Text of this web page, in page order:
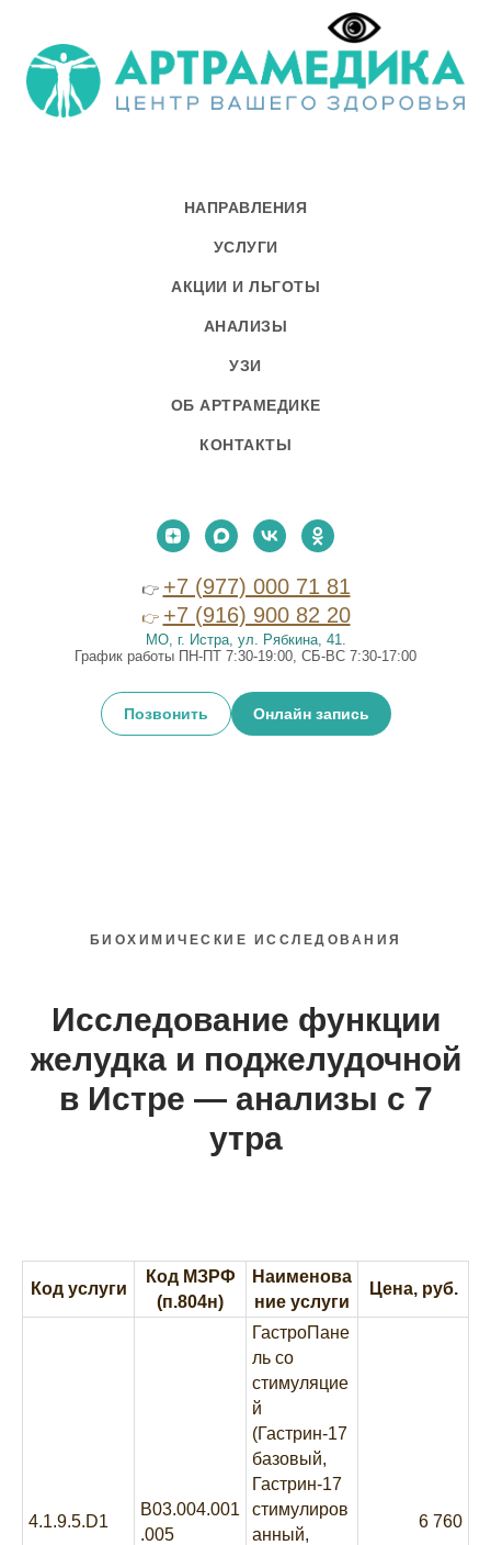
НАПРАВЛЕНИЯ
УСЛУГИ
АКЦИИ И ЛЬГОТЫ
АНАЛИЗЫ
УЗИ
ОБ АРТРАМЕДИКЕ
КОНТАКТЫ
👉 +7 (977) 000 71 81
👉 +7 (916) 900 82 20
МО, г. Истра, ул. Рябкина, 41.
График работы ПН-ПТ 7:30-19:00, СБ-ВС 7:30-17:00
Позвонить Онлайн запись
БИОХИМИЧЕСКИЕ ИССЛЕДОВАНИЯ
Исследование функции
желудка и поджелудочной
в Истре — анализы с 7
утра
Код услуги
Код МЗРФ
(п.804н)
Наименова
ние услуги
Цена, руб.
4.1.9.5.D1
B03.004.001
.005
ГастроПане
ль со
стимуляцие
й
(Гастрин-17
базовый,
Гастрин-17
стимулиров
анный,
6 760